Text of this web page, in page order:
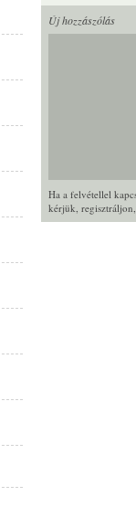
Új hozzászólás
Ha a felvétellel
kérjük, regisztráljon